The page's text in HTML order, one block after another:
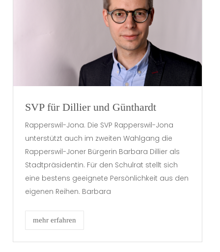
SVP für Dillier und Günthardt
Rapperswil-Jona. Die SVP Rapperswil-Jona
unterstützt auch im zweiten Wahlgang die
Rapperswil-Joner Bürgerin Barbara Dillier als
Stadtpräsidentin. Für den Schulrat stellt sich
eine bestens geeignete Persönlichkeit aus den
eigenen Reihen. Barbara
mehr erfahren